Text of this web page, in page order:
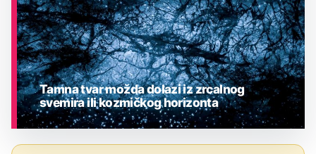
Tamna tvar možda dolazi iz zrcalnog
svemira ili kozmičkog horizonta